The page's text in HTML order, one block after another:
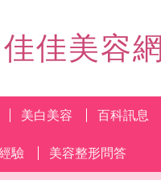
佳佳美容網
美白美容 百科訊息
驗 美容整形問答